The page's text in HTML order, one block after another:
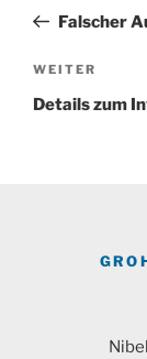
Beitrag
Falscher
Nächster
Beitrag
WEITER
Details zum